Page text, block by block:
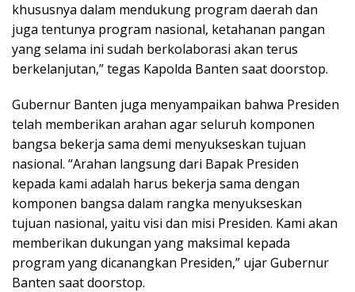
khususnya dalam mendukung program daerah dan
juga tentunya program nasional, ketahanan pangan
yang selama ini sudah berkolaborasi akan terus
berkelanjutan,” tegas Kapolda Banten saat doorstop.
Gubernur Banten juga menyampaikan bahwa Presiden
telah memberikan arahan agar seluruh komponen
bangsa bekerja sama demi menyukseskan tujuan
nasional. “Arahan langsung dari Bapak Presiden
kepada kami adalah harus bekerja sama dengan
komponen bangsa dalam rangka menyukseskan
tujuan nasional, yaitu visi dan misi Presiden. Kami akan
memberikan dukungan yang maksimal kepada
program yang dicanangkan Presiden,” ujar Gubernur
Banten saat doorstop.